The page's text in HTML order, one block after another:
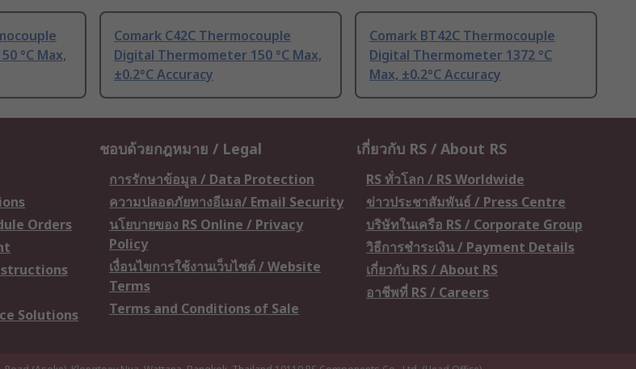
°C Max,
Comark C42C Thermocouple
Digital Thermometer 150 °C Max,
±0.2°C Accuracy
Comark BT42C Thermocouple
Digital Thermometer 1372 °C
Max, ±0.2°C Accuracy
Orders
Solutions
ชอบด้วยกฎหมาย / Legal
การรักษาข้อมูล / Data Protection
ความปลอดภัยทางอีเมล/ Email Security
นโยบายของ RS Online / Privacy
Policy
เงื่อนไขการใช้งานเว็บไซต์ / Website
Terms
Terms and Conditions of Sale
เกี่ยวกับ RS / About RS
RS ทั่วโลก / RS Worldwide
ข่าวประชาสัมพันธ์ / Press Centre
บริษัทในเครือ RS / Corporate Group
วิธีการชำระเงิน / Payment Details
เกี่ยวกับ RS / About RS
อาชีพที่ RS / Careers